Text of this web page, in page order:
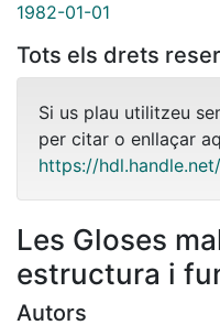
1982-01-01
Tots els drets
Si us plau utilitzeu
per citar o enllaçar
https://
Les Gloses
estructura i
Autors